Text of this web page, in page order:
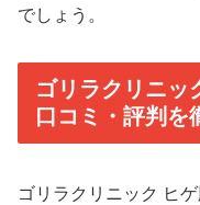
でしょう。
ゴリラクリニッ
口コミ・評判を
ゴリラクリニック ヒ